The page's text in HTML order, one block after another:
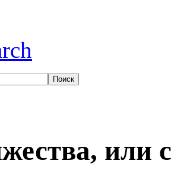
или